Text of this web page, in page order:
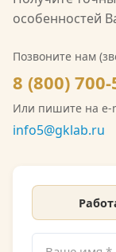
области
водных
СРО на
изысканий.
особенностей
Позвоните нам
8 (800)
Или пишите на e-
info5@gklab.ru